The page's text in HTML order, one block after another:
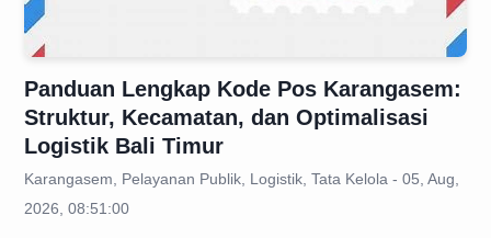
Panduan Lengkap Kode Pos Karangasem:
Struktur, Kecamatan, dan Optimalisasi
Logistik Bali Timur
Karangasem, Pelayanan Publik, Logistik, Tata Kelola - 05, Aug,
2026, 08:51:00